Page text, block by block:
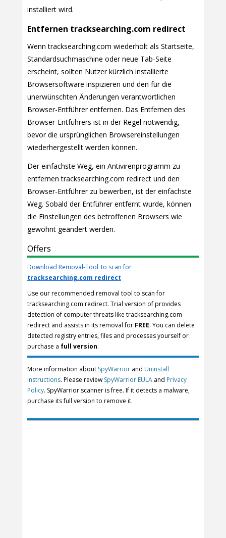
installiert wird.
Entfernen tracksearching.com redirect
Wenn tracksearching.com wiederholt als Startseite,
Standardsuchmaschine oder neue Tab-Seite
erscheint, sollten Nutzer kürzlich installierte
Browsersoftware inspizieren und den für die
unerwünschten Änderungen verantwortlichen
Browser-Entführer entfernen. Das Entfernen des
Browser-Entführers ist in der Regel notwendig,
bevor die ursprünglichen Browsereinstellungen
wiederhergestellt werden können.
Der einfachste Weg, ein Antivirenprogramm zu
entfernen tracksearching.com redirect und den
Browser-Entführer zu bewerben, ist der einfachste
Weg. Sobald der Entführer entfernt wurde, können
die Einstellungen des betroffenen Browsers wie
gewohnt geändert werden.
Offers
Download Removal-Tool to scan for
tracksearching.com redirect
Use our recommended removal tool to scan for
tracksearching.com redirect. Trial version of provides
detection of computer threats like tracksearching.com
redirect and assists in its removal for FREE. You can delete
detected registry entries, files and processes yourself or
purchase a full version.
More information about SpyWarrior and Uninstall
Instructions. Please review SpyWarrior EULA and Privacy
Policy. SpyWarrior scanner is free. If it detects a malware,
purchase its full version to remove it.